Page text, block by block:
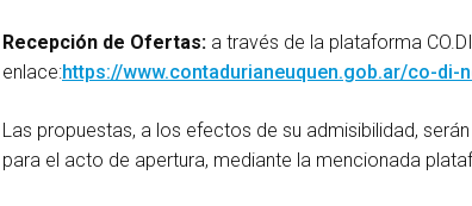
Recepción de Ofertas: a través de la plataforma
enlace:https://www.contadurianeuquen.gob.ar/co-di-
Las propuestas, a los efectos de su admisibilidad,
para el acto de apertura, mediante la mencionada